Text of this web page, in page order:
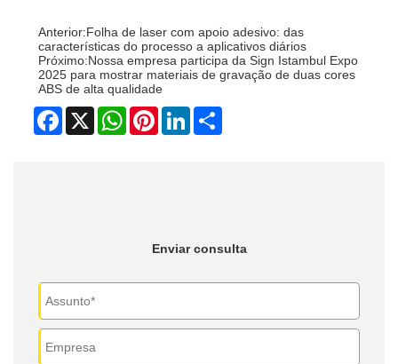
Anterior:Folha de laser com apoio adesivo: das
características do processo a aplicativos diários
Próximo:Nossa empresa participa da Sign Istambul Expo
2025 para mostrar materiais de gravação de duas cores
ABS de alta qualidade
Facebook
X WhatsAppPinterestLinkedInShare
Enviar consulta